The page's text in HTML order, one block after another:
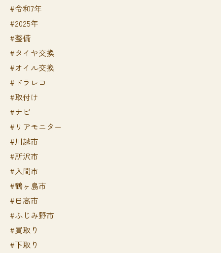
#令和7年
#2025年
#整備
#タイヤ交換
#オイル交換
#ドラレコ
#取付け
#ナビ
#リアモニター
#川越市
#所沢市
#入間市
#鶴ヶ島市
#日高市
#ふじみ野市
#買取り
#下取り